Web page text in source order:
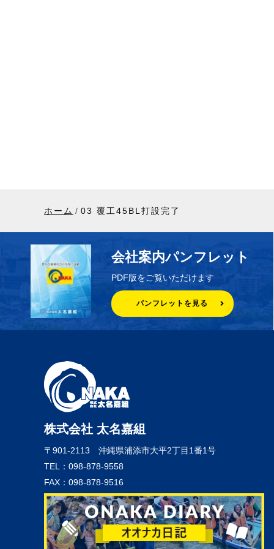
ホーム 03 覆工45BL打設完了
会社案内パンフレット
PDF版をご覧いただけます
パンフレットを見る
株式会社 太名嘉組
〒901-2113 沖縄県浦添市大平2丁目1番1号
TEL：098-878-9558
FAX：098-878-9516